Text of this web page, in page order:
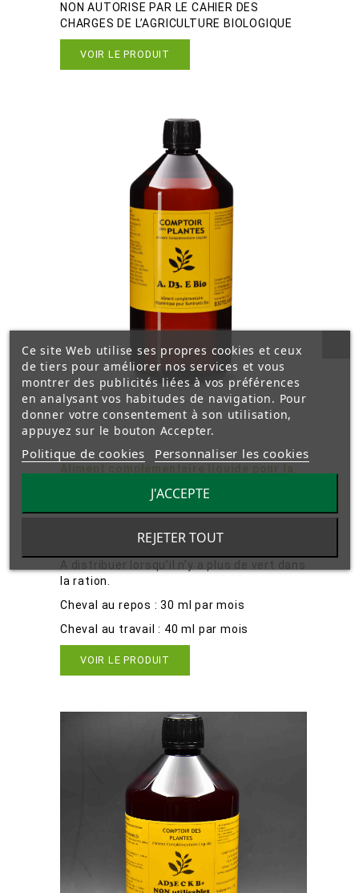
NON AUTORISE PAR LE CAHIER DES
CHARGES DE L’AGRICULTURE BIOLOGIQUE
VOIR LE PRODUIT
vitamines A, D3 et E.
A distribuer lorsqu’il n’y a plus de vert dans
la ration.
Cheval au repos : 30 ml par mois
Cheval au travail : 40 ml par mois
VOIR LE PRODUIT
Ce site Web utilise ses propres cookies et ceux
de tiers pour améliorer nos services et vous
montrer des publicités liées à vos préférences
en analysant vos habitudes de navigation. Pour
donner votre consentement à son utilisation,
appuyez sur le bouton Accepter.
Politique de cookies Personnaliser les cookies
REJETER TOUT
J'ACCEPTE